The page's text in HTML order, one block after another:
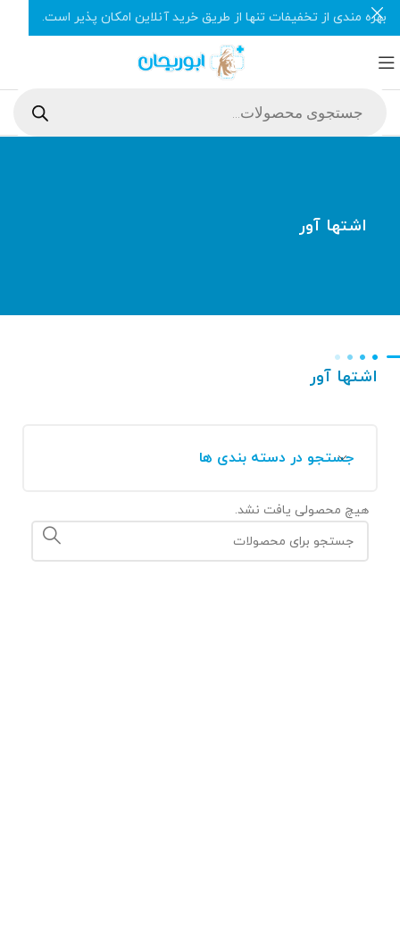
اشتها آور
اشتها آور
جستجو در دسته بندی ها
هیچ محصولی یافت نشد.
بهره مندی از تخفیفات تنها از طریق خرید آنلاین امکان پذیر است.